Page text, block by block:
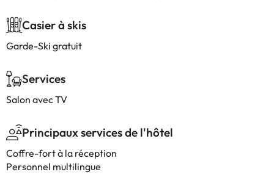
Casier à skis
Garde-Ski gratuit
Services
Salon avec TV
Principaux services de l'hôtel
Coffre-fort à la réception
Personnel multilingue